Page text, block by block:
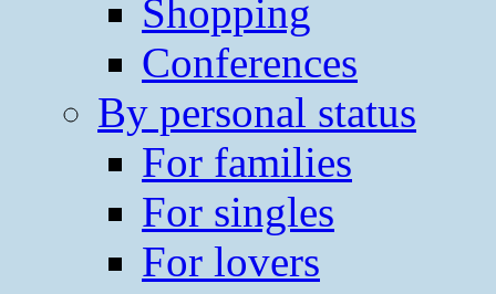
Shopping
Conferences
By personal status
For families
For singles
For lovers